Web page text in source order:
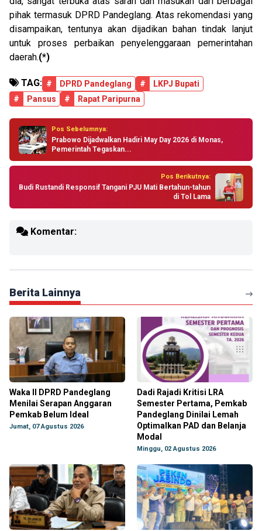
pihak termasuk DPRD Pandeglang. Atas rekomendasi yang
disampaikan, tentunya akan dijadikan bahan tindak lanjut
untuk proses perbaikan penyelenggaraan pemerintahan
daerah.(*)
TAG: # DPRD Pandeglang #
LKPJ Bupati
#
Pansus # Rapat Paripurna
Pos Sebelumnya:
Prabowo Dijadwalkan Hadiri May Day 2026 di Monas,
Pemerintah Tegaskan...
Pos Berikutnya:
Budi Rustandi Responsif Tangani PJU Mati Bertahun-tahun
di Tol Lama
Komentar:
Berita Lainnya
Waka II DPRD Pandeglang
Menilai Serapan Anggaran
Pemkab Belum Ideal
Jumat, 07 Agustus 2026
Dadi Rajadi Kritisi LRA
Semester Pertama, Pemkab
Pandeglang Dinilai Lemah
Optimalkan PAD dan Belanja
Modal
Minggu, 02 Agustus 2026